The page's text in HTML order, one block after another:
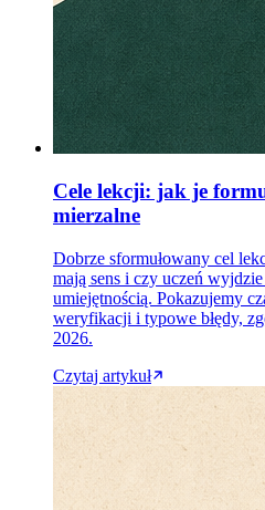
Cele lekcji: jak je
mierzalne
Dobrze sformułowany cel
mają sens i czy uczeń
umiejętnością. Pokazujemy
weryfikacji i typowe błędy,
2026.
Czytaj artykuł